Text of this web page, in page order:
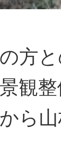
方
観
ら